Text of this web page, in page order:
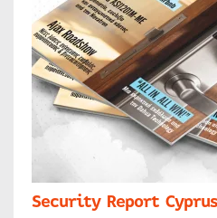
Security Report